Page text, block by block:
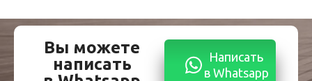
Вы можете
написать
Написать
в Whatsapp